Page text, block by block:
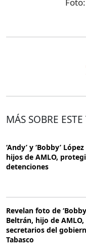
MÁS SOBRE
‘Andy’ y ‘Bobby’
hijos de AMLO,
detenciones
Revelan foto de
Beltrán, hijo de AMLO,
secretarios del
Tabasco